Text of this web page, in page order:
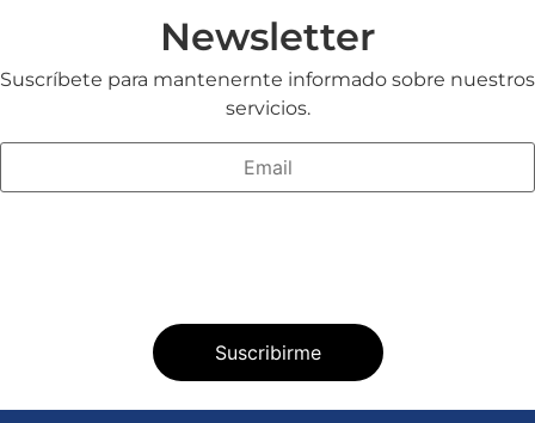
Newsletter
Suscríbete para mantenernte informado sobre nuestros
servicios.